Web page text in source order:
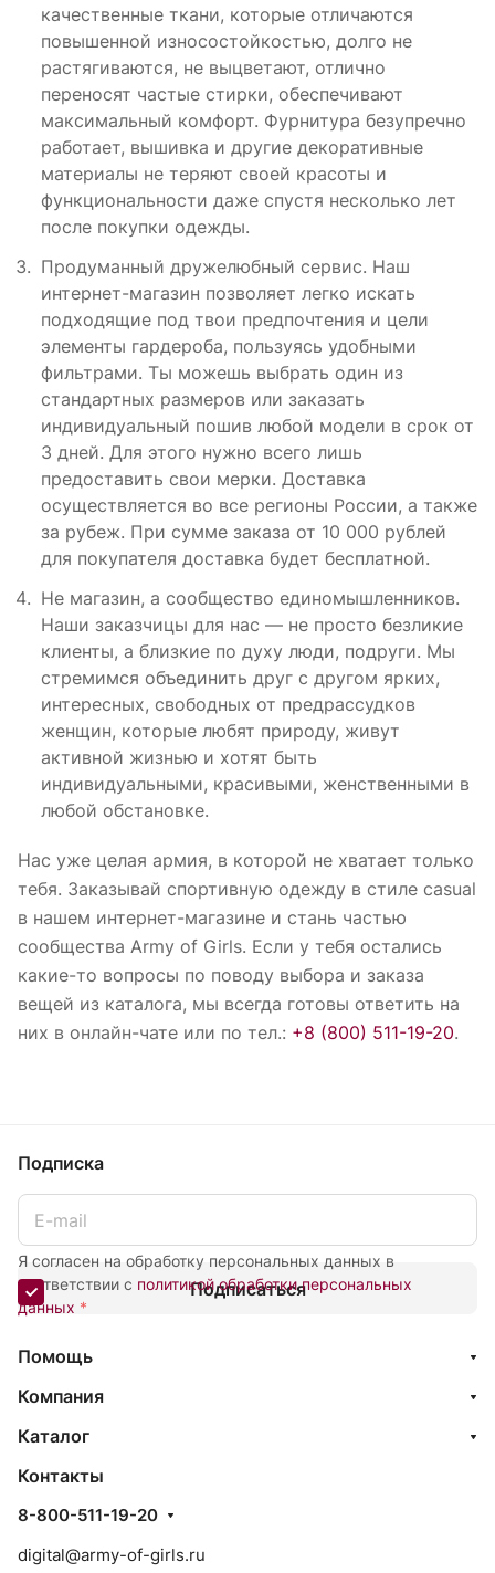
качественные ткани, которые отличаются
повышенной износостойкостью, долго не
растягиваются, не выцветают, отлично
переносят частые стирки, обеспечивают
максимальный комфорт. Фурнитура безупречно
работает, вышивка и другие декоративные
материалы не теряют своей красоты и
функциональности даже спустя несколько лет
после покупки одежды.
Продуманный дружелюбный сервис. Наш
интернет-магазин позволяет легко искать
подходящие под твои предпочтения и цели
элементы гардероба, пользуясь удобными
фильтрами. Ты можешь выбрать один из
стандартных размеров или заказать
индивидуальный пошив любой модели в срок от
3 дней. Для этого нужно всего лишь
предоставить свои мерки. Доставка
осуществляется во все регионы России, а также
за рубеж. При сумме заказа от 10 000 рублей
для покупателя доставка будет бесплатной.
Не магазин, а сообщество единомышленников.
Наши заказчицы для нас — не просто безликие
клиенты, а близкие по духу люди, подруги. Мы
стремимся объединить друг с другом ярких,
интересных, свободных от предрассудков
женщин, которые любят природу, живут
активной жизнью и хотят быть
индивидуальными, красивыми, женственными в
любой обстановке.
Нас уже целая армия, в которой не хватает только
тебя. Заказывай спортивную одежду в стиле casual
в нашем интернет-магазине и стань частью
сообщества Army of Girls. Если у тебя остались
какие-то вопросы по поводу выбора и заказа
вещей из каталога, мы всегда готовы ответить на
них в онлайн-чате или по тел.: +8 (800) 511-19-20.
Подписка
Я согласен на обработку персональных данных в
соответствии с политикой обработки персональных
данных *
Подписаться
Помощь
Компания
Каталог
Контакты
8-800-511-19-20
digital@army-of-girls.ru